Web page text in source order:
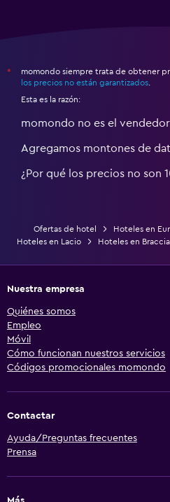
*
momondo siempre trata de obtener
los precios no están garantizados
Esta es la razón:
momondo no es el
Agregamos montones de
¿Por qué los precios no son
Ofertas de hotel Hoteles en
Hoteles en Lacio
Hoteles en
Nuestra empresa
Quiénes somos
Empleo
Móvil
Cómo funcionan nuestros servicios
Códigos promocionales momondo
Contactar
Ayuda/Preguntas frecuentes
Prensa